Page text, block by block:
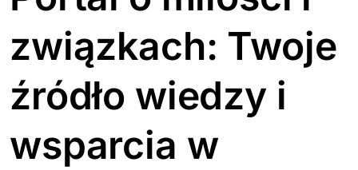
związkach: Twoje
źródło wiedzy i
wsparcia w